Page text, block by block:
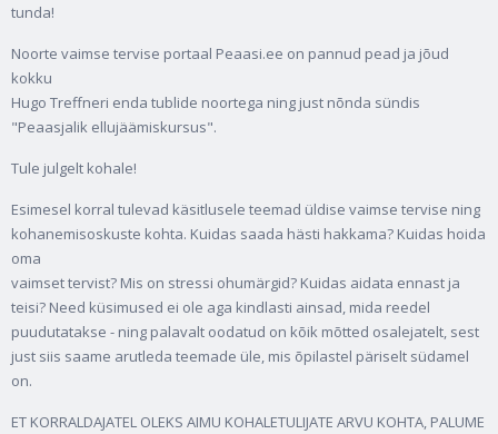
tunda!
Noorte vaimse tervise portaal Peaasi.ee on pannud pead ja jõud
kokku
Hugo Treffneri enda tublide noortega ning just nõnda sündis
"Peaasjalik ellujäämiskursus".
Tule julgelt kohale!
Esimesel korral tulevad käsitlusele teemad üldise vaimse tervise ning
kohanemisoskuste kohta. Kuidas saada hästi hakkama? Kuidas hoida
oma
vaimset tervist? Mis on stressi ohumärgid? Kuidas aidata ennast ja
teisi? Need küsimused ei ole aga kindlasti ainsad, mida reedel
puudutatakse - ning palavalt oodatud on kõik mõtted osalejatelt, sest
just siis saame arutleda teemade üle, mis õpilastel päriselt südamel
on.
ET KORRALDAJATEL OLEKS AIMU KOHALETULIJATE ARVU KOHTA, PALUME